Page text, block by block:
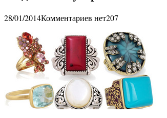
28/01/2014Комментариев нет207